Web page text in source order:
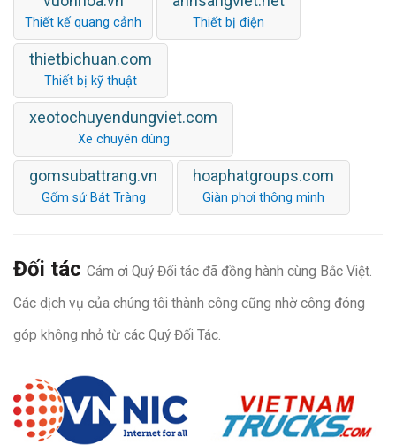
Thiết kế quang cảnh Thiết bị điện
thietbichuan.com
Thiết bị kỹ thuật
xeotochuyendungviet.com
Xe chuyên dùng
gomsubattrang.vn
Gốm sứ Bát Tràng
hoaphatgroups.com
Giàn phơi thông minh
Đối tác Cám ơi Quý Đối tác đã đồng hành cùng Bắc Việt.
Các dịch vụ của chúng tôi thành công cũng nhờ công đóng
góp không nhỏ từ các Quý Đối Tác.